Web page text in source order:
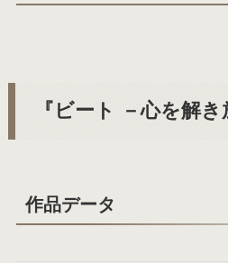
『ビート －心を解
作品データ